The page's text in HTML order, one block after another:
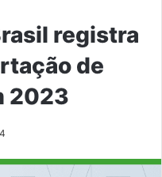
registra
de
2023